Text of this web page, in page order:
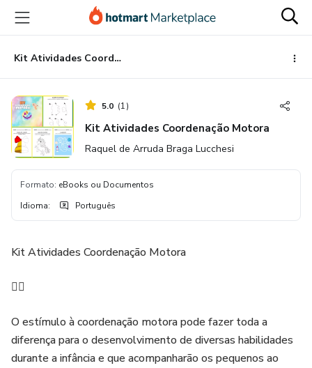
para
conteúdo
principal
para
pagamento
para
rodapé
Kit Atividades Coordenação Motora
5.0 (1)
Kit Atividades Coordenação Motora
Raquel de Arruda Braga Lucchesi
Formato: eBooks ou Documentos
Idioma: Português
Kit Atividades Coordenação Motora
✍🏼
O estímulo à coordenação motora pode fazer toda a
diferença para o desenvolvimento de diversas habilidades
durante a infância e que acompanharão os pequenos ao